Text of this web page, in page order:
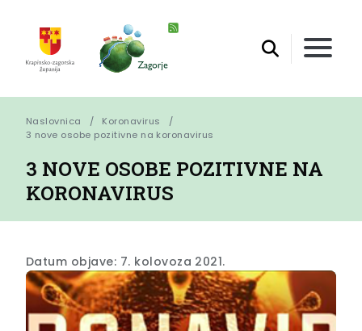
Naslovnica
Koronavirus
3 nove osobe pozitivne na koronavirus
3 NOVE OSOBE POZITIVNE NA
KORONAVIRUS
Datum objave: 7. kolovoza 2021.